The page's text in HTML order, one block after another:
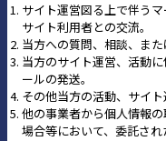
サイト運営図る上で伴う
サイト利用者との交流。
当方への質問、相談、ま
当方のサイト運営、活動
ールの発送。
その他当方の活動、サイト
他の事業者から個人情報
場合等において、委託され